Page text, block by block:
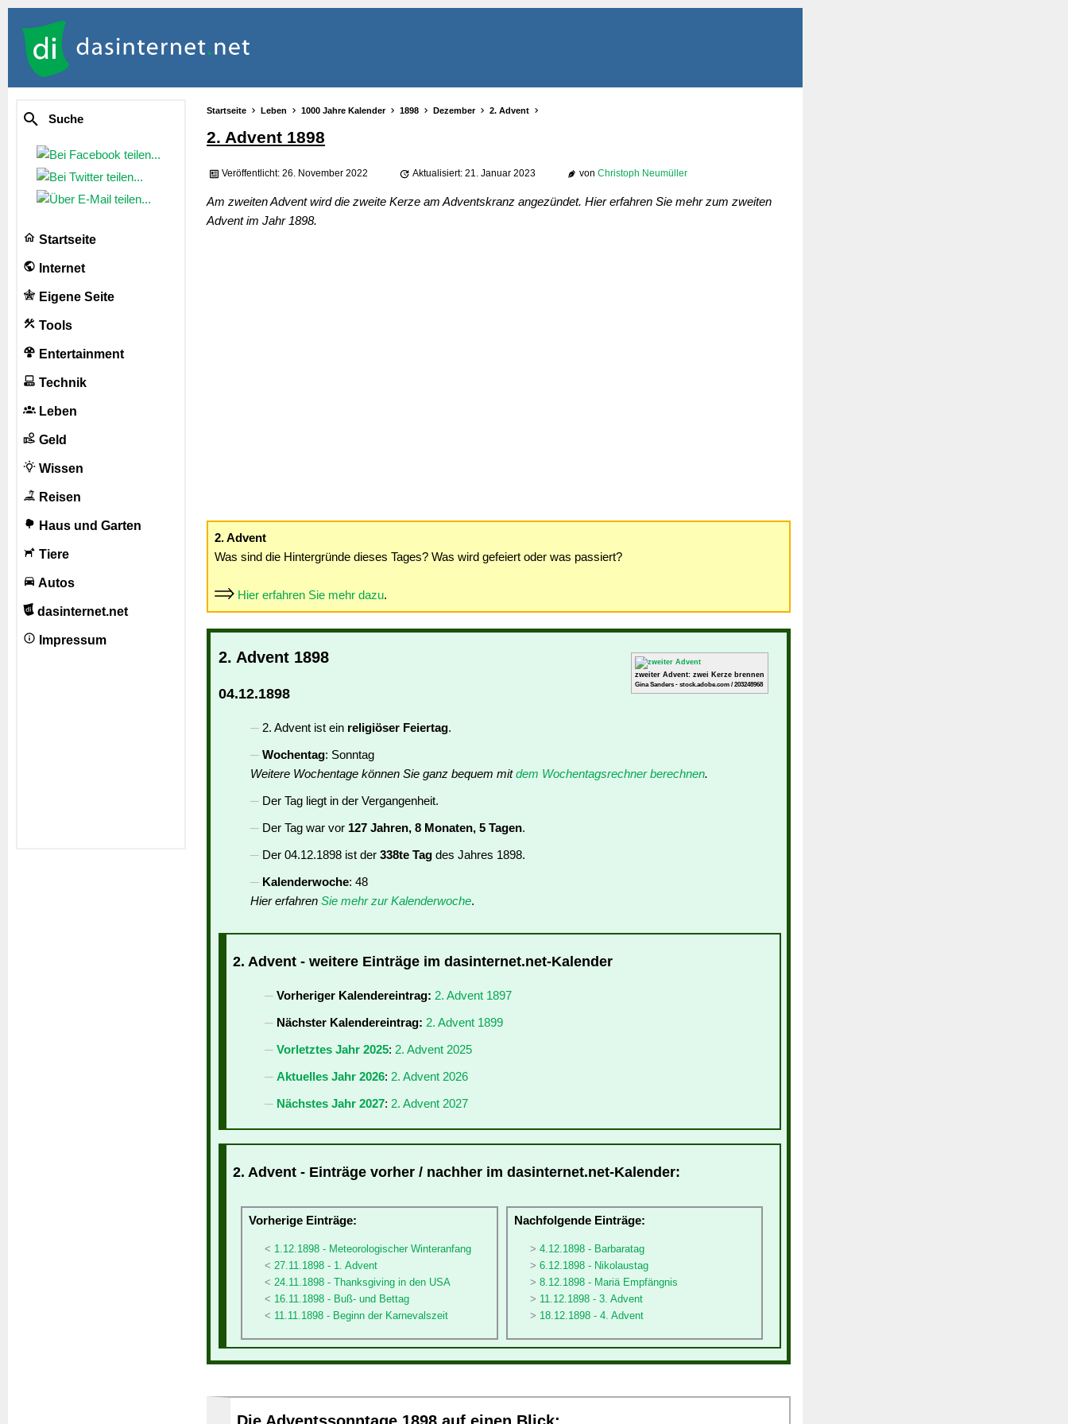
Suche
Startseite
Internet
Eigene Seite
Tools
Entertainment
Technik
Leben
Geld
Wissen
Reisen
Haus und Garten
Tiere
Autos
dasinternet.net
Impressum
Startseite Leben 1000 Jahre Kalender 1898 Dezember 2. Advent
2. Advent 1898
Veröffentlicht: 26. November 2022 Aktualisiert: 21. Januar 2023 von Christoph Neumüller
Am zweiten Advent wird die zweite Kerze am Adventskranz angezündet. Hier erfahren Sie mehr zum zweiten
Advent im Jahr 1898.
2. Advent
Was sind die Hintergründe dieses Tages? Was wird gefeiert oder was passiert?
Hier erfahren Sie mehr dazu.
zweiter Advent: zwei Kerze brennen
Gina Sanders - stock.adobe.com / 203248968
2. Advent 1898
04.12.1898
2. Advent ist ein religiöser Feiertag.
Wochentag: Sonntag
Weitere Wochentage können Sie ganz bequem mitdem Wochentagsrechner berechnen.
Der Tag liegt in der Vergangenheit.
Der Tag war vor 127 Jahren, 8 Monaten, 5 Tagen.
Der 04.12.1898 ist der 338te Tag des Jahres 1898.
Kalenderwoche: 48
Hier erfahren Sie mehr zur Kalenderwoche.
2. Advent - weitere Einträge im dasinternet.net-Kalender
Vorheriger Kalendereintrag: 2. Advent 1897
Nächster Kalendereintrag: 2. Advent 1899
Vorletztes Jahr 2025: 2. Advent 2025
Aktuelles Jahr 2026: 2. Advent 2026
Nächstes Jahr 2027: 2. Advent 2027
2. Advent - Einträge vorher / nachher im dasinternet.net-Kalender:
Vorherige Einträge:
1.12.1898 - Meteorologischer Winteranfang
27.11.1898 - 1. Advent
24.11.1898 - Thanksgiving in den USA
16.11.1898 - Buß- und Bettag
11.11.1898 - Beginn der Karnevalszeit
Nachfolgende Einträge:
4.12.1898 - Barbaratag
6.12.1898 - Nikolaustag
8.12.1898 - Mariä Empfängnis
11.12.1898 - 3. Advent
18.12.1898 - 4. Advent
Die Adventssonntage 1898 auf einen Blick: